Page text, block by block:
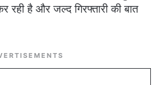
रही है और जल्द गिरफ्तारी की बात